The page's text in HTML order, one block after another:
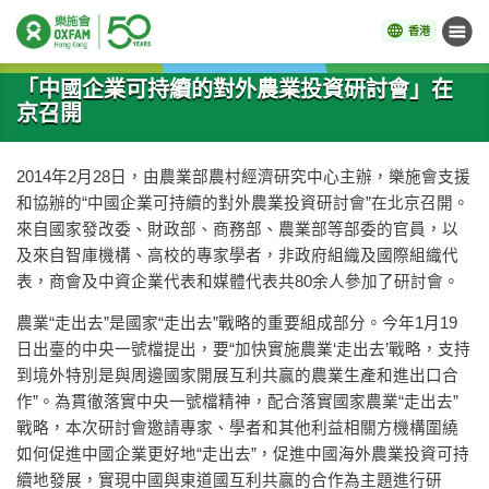
香港 目錄
開始主要內容
「中國企業可持續的對外農業投資研討會」在
京召開
2014年2月28日，由農業部農村經濟研究中心主辦，樂施會支援
和協辦的“中國企業可持續的對外農業投資研討會”在北京召開。
來自國家發改委、財政部、商務部、農業部等部委的官員，以
及來自智庫機構、高校的專家學者，非政府組織及國際組織代
表，商會及中資企業代表和媒體代表共80余人參加了研討會。
農業“走出去”是國家“走出去”戰略的重要組成部分。今年1月19
日出臺的中央一號檔提出，要“加快實施農業‘走出去’戰略，支持
到境外特別是與周邊國家開展互利共贏的農業生產和進出口合
作”。為貫徹落實中央一號檔精神，配合落實國家農業“走出去”
戰略，本次研討會邀請專家、學者和其他利益相關方機構圍繞
如何促進中國企業更好地“走出去”，促進中國海外農業投資可持
續地發展，實現中國與東道國互利共贏的合作為主題進行研